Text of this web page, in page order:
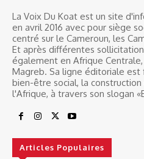
La Voix Du Koat est un site
en avril 2016 avec pour siège
centré sur le Cameroun, les
Et après différentes
également en Afrique
Magreb. Sa ligne éditoriale est
bien-être social, la
l'Afrique, à travers son slogan
Articles Populaires